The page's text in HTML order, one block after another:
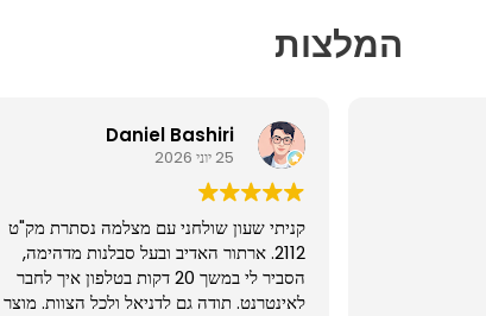
המלצות
Daniel Bashiri
25 יוני 2026
קניתי שעון שולחני עם מצלמה נסתרת מק"ט
2112. ארתור האדיב ובעל סבלנות מדהימה,
הסביר לי במשך 20 דקות בטלפון איך לחבר
לאינטרנט. תודה גם לדניאל ולכל הצוות. מוצר